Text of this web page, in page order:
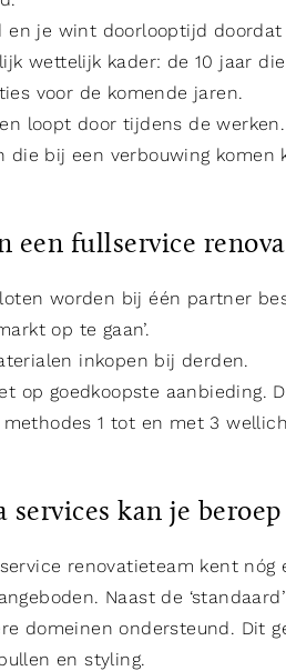
je wint doorlooptijd
wettelijk kader: de 10 jaar
voor de komende jaren.
loopt door tijdens de
die bij een verbouwing komen
een fullservice
worden bij één partner
op te gaan’.
inkopen bij derden.
op goedkoopste aanbieding.
1 tot en met 3
services kan je beroep
renovatieteam kent
Naast de
domeinen ondersteund. Dit
en styling.